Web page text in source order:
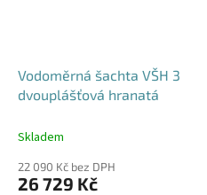
Vodoměrná šachta VŠH 3
dvouplášťová hranatá
Skladem
22 090 Kč bez DPH
26 729 Kč